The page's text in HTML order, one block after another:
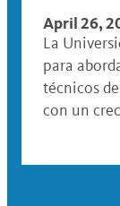
April 26,
La
para
técnicos
con un